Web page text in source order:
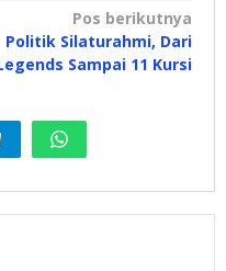
Pos berikutnya
Politik Silaturahmi, Dari
Sampai 11 Kursi